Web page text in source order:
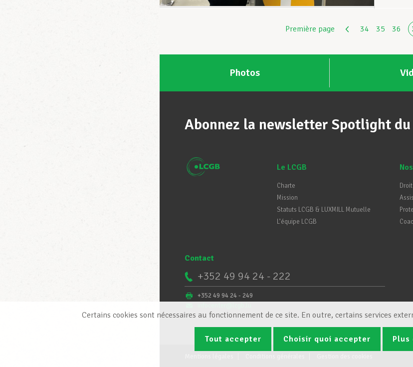
Première page 34 35 36
Photos
Abonnez la newsletter Spotlight du
Le LCGB
Charte
Mission
Statuts LCGB & LUXMILL Mutuelle
L’équipe LCGB
Contact
+352 49 94 24 - 222
+352 49 94 24 - 249
Certains cookies sont nécessaires au fonctionnement de ce site. En outre, certains services
Tout accepter Choisir quoi accepter Plus